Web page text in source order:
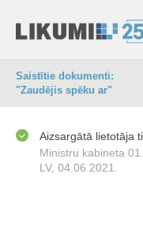
Saistītie dokumenti:
"Zaudējis spēku ar"
Aizsargātā lietotāja
Ministru kabineta
LV, 04.06.2021.